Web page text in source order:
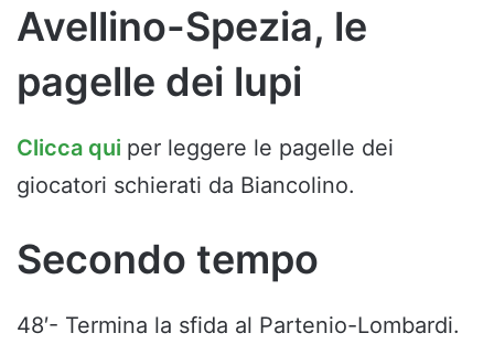
Avellino-Spezia, le
pagelle dei lupi
Clicca qui per leggere le pagelle dei
giocatori schierati da Biancolino.
Secondo tempo
48′- Termina la sfida al Partenio-Lombardi.